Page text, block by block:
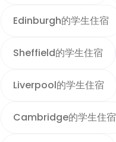
Edinburgh的学生住宿
Sheffield的学生住宿
Liverpool的学生住宿
Cambridge的学生住宿